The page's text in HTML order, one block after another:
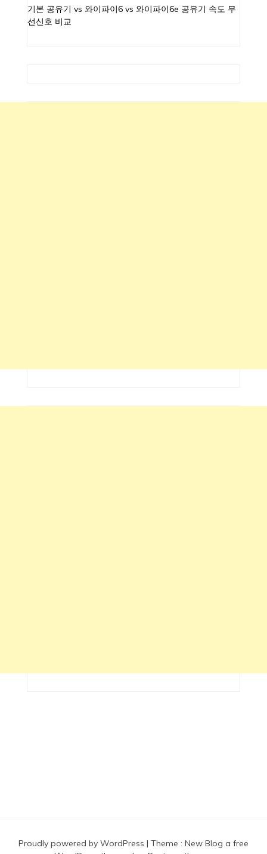
기본 공유기 vs 와이파이6 vs 와이파이6e 공유기 속도 무
선신호 비교
Proudly powered by WordPress | Theme : New Blog a free